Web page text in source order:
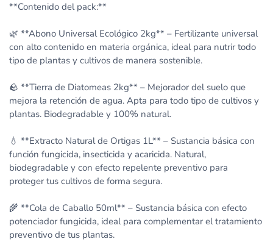
**Contenido del pack:**
🌿 **Abono Universal Ecológico 2kg** – Fertilizante universal
con alto contenido en materia orgánica, ideal para nutrir todo
tipo de plantas y cultivos de manera sostenible.
🪨 **Tierra de Diatomeas 2kg** – Mejorador del suelo que
mejora la retención de agua. Apta para todo tipo de cultivos y
plantas. Biodegradable y 100% natural.
💧 **Extracto Natural de Ortigas 1L** – Sustancia básica con
función fungicida, insecticida y acaricida. Natural,
biodegradable y con efecto repelente preventivo para
proteger tus cultivos de forma segura.
🌾 **Cola de Caballo 50ml** – Sustancia básica con efecto
potenciador fungicida, ideal para complementar el tratamiento
preventivo de tus plantas.